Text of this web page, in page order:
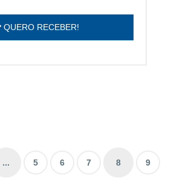
QUERO RECEBER!
... 5 6 7 8 9